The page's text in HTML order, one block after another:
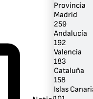
Provincia
Madrid
259
Andalucía
192
Valencia
183
Cataluña
158
Islas